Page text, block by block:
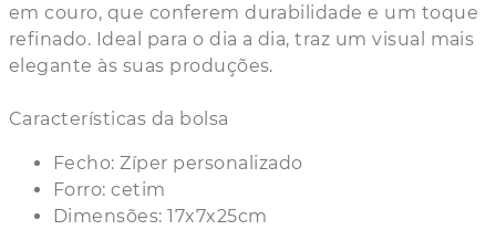
em couro, que conferem durabilidade e um toque
refinado. Ideal para o dia a dia, traz um visual mais
elegante às suas produções.
Características da bolsa
Fecho: Zíper personalizado
Forro: cetim
Dimensões: 17x7x25cm